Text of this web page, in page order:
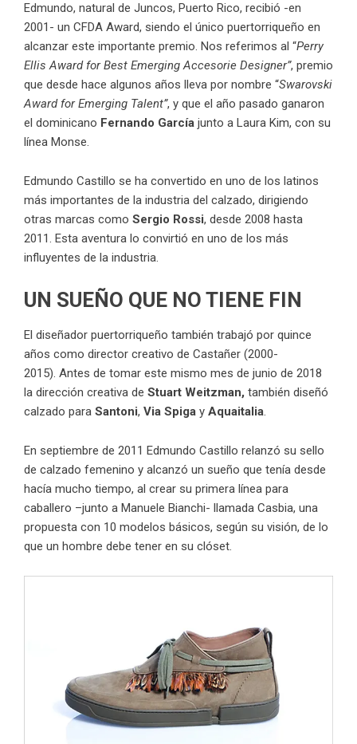
Edmundo, natural de Juncos, Puerto Rico, recibió -en
2001- un CFDA Award, siendo el único puertorriqueño en
alcanzar este importante premio. Nos referimos al “Perry
Ellis Award for Best Emerging Accesorie Designer”, premio
que desde hace algunos años lleva por nombre “Swarovski
Award for Emerging Talent”, y que el año pasado ganaron
el dominicano Fernando García junto a Laura Kim, con su
línea Monse.
Edmundo Castillo se ha convertido en uno de los latinos
más importantes de la industria del calzado, dirigiendo
otras marcas como Sergio Rossi, desde 2008 hasta
2011. Esta aventura lo convirtió en uno de los más
influyentes de la industria.
UN SUEÑO QUE NO TIENE FIN
El diseñador puertorriqueño también trabajó por quince
años como director creativo de Castañer (2000-
2015). Antes de tomar este mismo mes de junio de 2018
la dirección creativa de Stuart Weitzman, también diseñó
calzado para Santoni, Via Spiga y Aquaitalia.
En septiembre de 2011 Edmundo Castillo relanzó su sello
de calzado femenino y alcanzó un sueño que tenía desde
hacía mucho tiempo, al crear su primera línea para
caballero –junto a Manuele Bianchi- llamada Casbia, una
propuesta con 10 modelos básicos, según su visión, de lo
que un hombre debe tener en su clóset.